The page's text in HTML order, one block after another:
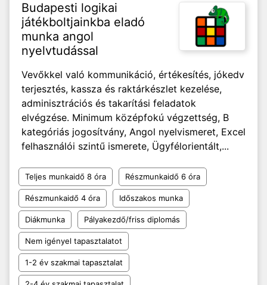
Budapesti logikai
játékboltjainkba eladó
munka angol
nyelvtudással
Vevőkkel való kommunikáció, értékesítés, jókedv
terjesztés, kassza és raktárkészlet kezelése,
adminisztrációs és takarítási feladatok
elvégzése. Minimum középfokú végzettség, B
kategóriás jogosítvány, Angol nyelvismeret, Excel
felhasználói szintű ismerete, Ügyfélorientált,...
Teljes munkaidő 8 óra Részmunkaidő 6 óra
Részmunkaidő 4 óra Időszakos munka
Diákmunka Pályakezdő/friss diplomás
Nem igényel tapasztalatot
1-2 év szakmai tapasztalat